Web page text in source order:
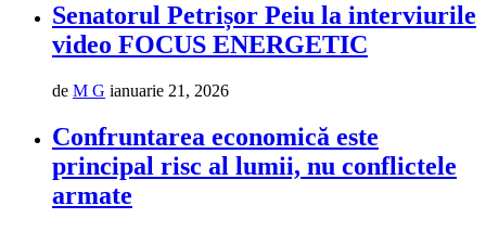
Senatorul Petrișor Peiu la interviurile
video FOCUS ENERGETIC
de M G ianuarie 21, 2026
Confruntarea economică este
principal risc al lumii, nu conflictele
armate